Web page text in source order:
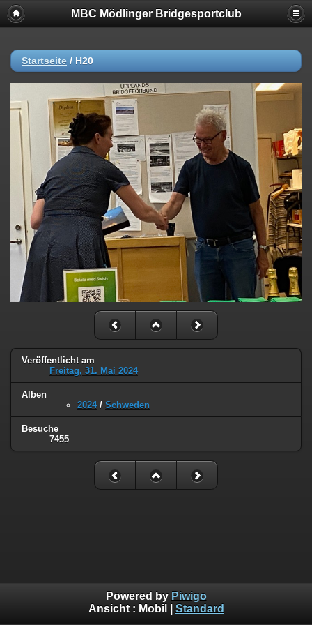
MBC Mödlinger Bridgesportclub
Startseite / H20
Veröffentlicht am
Freitag, 31. Mai 2024
Alben
2024/ Schweden
Besuche
7455
Powered by Piwigo
Ansicht : Mobil Standard